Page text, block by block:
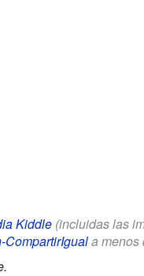
Kiddle(incluidas las
CompartirIguala menos